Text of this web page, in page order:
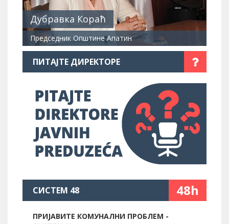
Дубравка Кораћ
Председник Општине Апатин
ПИТАЈТЕ ДИРЕКТОРЕ
СИСТЕМ 48 48h
ПРИЈАВИТЕ КОМУНАЛНИ ПРОБЛЕМ -